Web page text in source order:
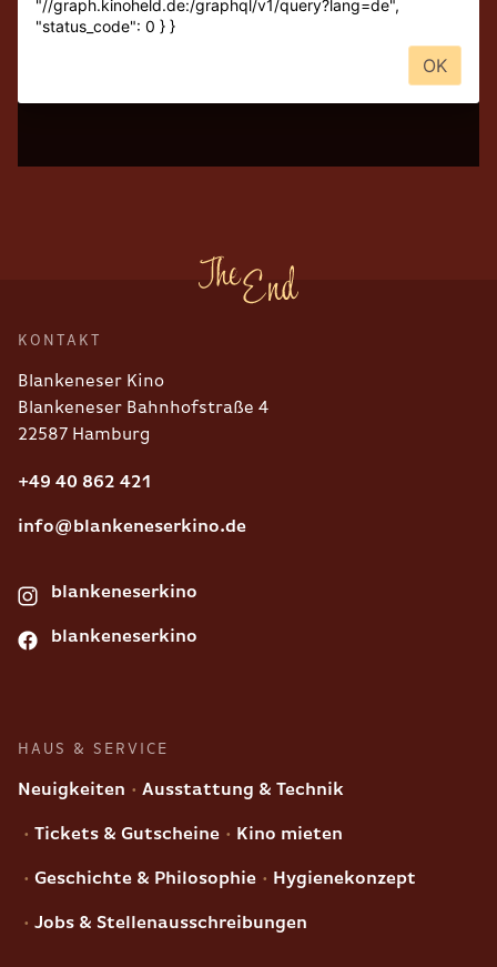
KONTAKT
Blankeneser Kino
Blankeneser Bahnhofstraße 4
22587 Hamburg
+49 40 862 421
info@blankeneserkino.de
blankeneserkino
blankeneserkino
HAUS & SERVICE
Neuigkeiten Ausstattung & Technik
Tickets & Gutscheine Kino mieten
Geschichte & Philosophie Hygienekonzept
Jobs & Stellenausschreibungen